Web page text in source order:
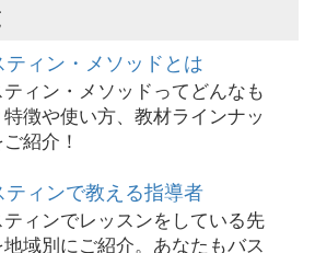
ティン・メソッドとは
ィン・メソッドってどんなも
徴や使い方、教材ラインナッ
紹介！
ティンで教える指導者
ィンでレッスンをしている先
域別にご紹介。あなたもバス